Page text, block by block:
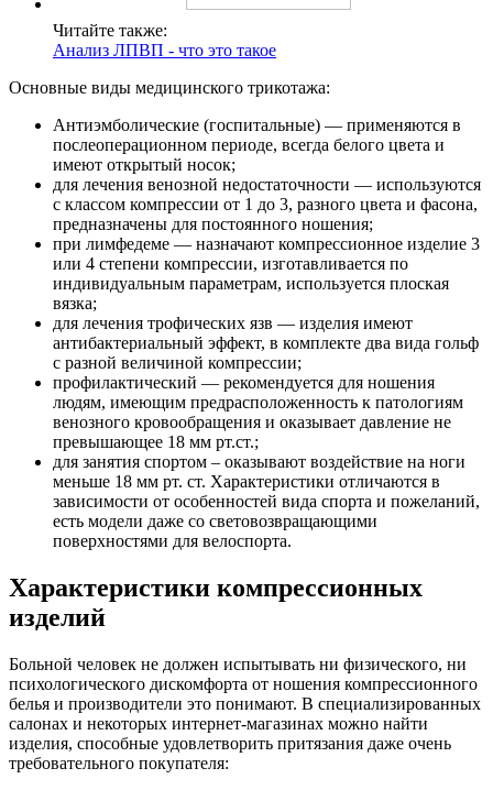
Читайте также:
Анализ ЛПВП - что это такое
Основные виды медицинского трикотажа:
Антиэмболические (госпитальные) — применяются в
послеоперационном периоде, всегда белого цвета и
имеют открытый носок;
для лечения венозной недостаточности — используются
с классом компрессии от 1 до 3, разного цвета и фасона,
предназначены для постоянного ношения;
при лимфедеме — назначают компрессионное изделие 3
или 4 степени компрессии, изготавливается по
индивидуальным параметрам, используется плоская
вязка;
для лечения трофических язв — изделия имеют
антибактериальный эффект, в комплекте два вида гольф
с разной величиной компрессии;
профилактический — рекомендуется для ношения
людям, имеющим предрасположенность к патологиям
венозного кровообращения и оказывает давление не
превышающее 18 мм рт.ст.;
для занятия спортом – оказывают воздействие на ноги
меньше 18 мм рт. ст. Характеристики отличаются в
зависимости от особенностей вида спорта и пожеланий,
есть модели даже со световозвращающими
поверхностями для велоспорта.
Характеристики компрессионных
изделий
Больной человек не должен испытывать ни физического, ни
психологического дискомфорта от ношения компрессионного
белья и производители это понимают. В специализированных
салонах и некоторых интернет-магазинах можно найти
изделия, способные удовлетворить притязания даже очень
требовательного покупателя: